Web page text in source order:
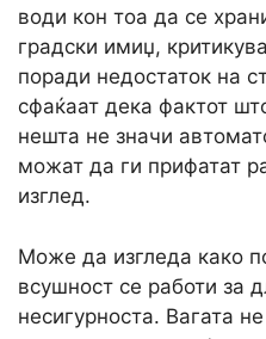
води кон тоа да се
градски имиџ,
поради недостаток на
сфаќаат дека фактот
нешта не значи
можат да ги прифатат
изглед.
Може да изгледа како
всушност се работи за
несигурноста. Вагата